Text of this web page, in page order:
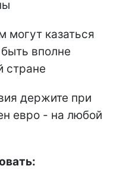
могут казаться
вполне
стране
держите при
евро - на любой